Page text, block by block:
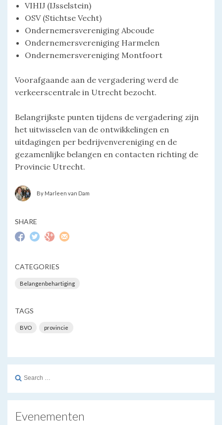
VIHIJ (IJsselstein)
OSV (Stichtse Vecht)
Ondernemersvereniging Abcoude
Ondernemersvereniging Harmelen
Ondernemersvereniging Montfoort
Voorafgaande aan de vergadering werd de
verkeerscentrale in Utrecht bezocht.
Belangrijkste punten tijdens de vergadering zijn
het uitwisselen van de ontwikkelingen en
uitdagingen per bedrijvenvereniging en de
gezamenlijke belangen en contacten richting de
Provincie Utrecht.
By Marleen van Dam
SHARE
CATEGORIES
Belangenbehartiging
TAGS
BVO provincie
Search
Evenementen